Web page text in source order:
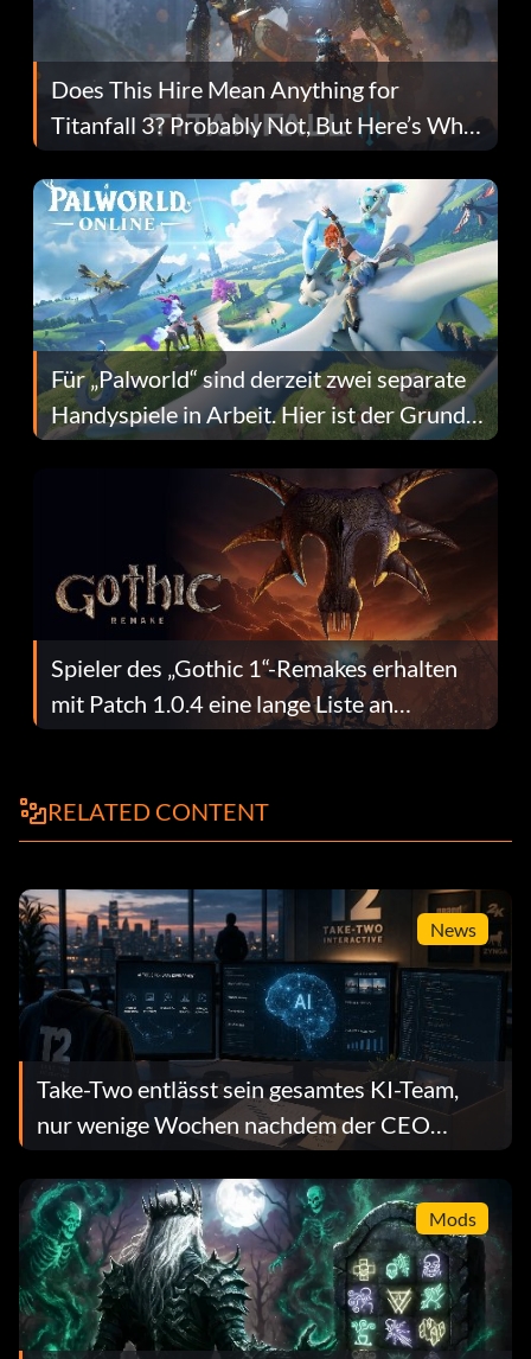
Does This Hire Mean Anything for
Titanfall 3? Probably Not, But Here’s Why
Fans Are Hopeful
Für „Palworld“ sind derzeit zwei separate
Handyspiele in Arbeit. Hier ist der Grund
dafür.
Spieler des „Gothic 1“-Remakes erhalten
mit Patch 1.0.4 eine lange Liste an
Fehlerbehebungen
RELATED CONTENT
News
Take-Two entlässt sein gesamtes KI-Team,
nur wenige Wochen nachdem der CEO
generative KI öffentlich gelobt hatte
Mods